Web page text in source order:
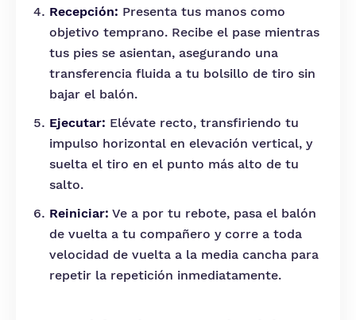
Recepción: Presenta tus manos como
objetivo temprano. Recibe el pase mientras
tus pies se asientan, asegurando una
transferencia fluida a tu bolsillo de tiro sin
bajar el balón.
Ejecutar: Elévate recto, transfiriendo tu
impulso horizontal en elevación vertical, y
suelta el tiro en el punto más alto de tu
salto.
Reiniciar: Ve a por tu rebote, pasa el balón
de vuelta a tu compañero y corre a toda
velocidad de vuelta a la media cancha para
repetir la repetición inmediatamente.